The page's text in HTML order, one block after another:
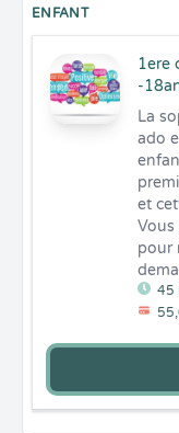
ENFANT
1ere
-
45
La
ado
et
Vous
pour